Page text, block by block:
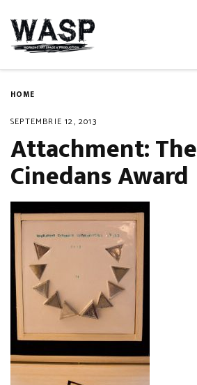
HOME
SEPTEMBRIE 12, 2013
Attachment: The
Cinedans Award